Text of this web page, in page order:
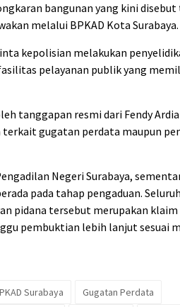
bangunan yang kini
melalui BPKAD Kota Surabaya.
kepolisian melakukan
pelayanan publik yang
tanggapan resmi dari Fendy
gugatan perdata maupun
Negeri Surabaya,
pada tahap pengaduan.
pidana tersebut merupakan
pembuktian lebih lanjut sesuai
Surabaya
Gugatan Perdata